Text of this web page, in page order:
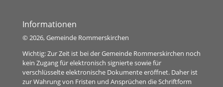
Informationen
© 2026, Gemeinde Rommerskirchen
Wichtig: Zur Zeit ist bei der Gemeinde Rommerskirchen noch
kein Zugang für elektronisch signierte sowie für
verschlüsselte elektronische Dokumente eröffnet. Daher ist
zur Wahrung von Fristen und Ansprüchen die Schriftform